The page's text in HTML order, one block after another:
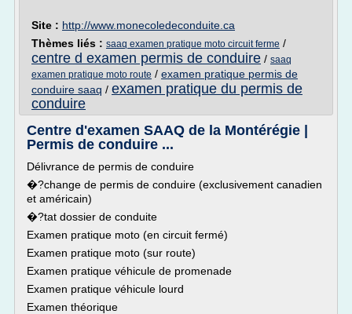
Site : http://www.monecoledeconduite.ca
Thèmes liés : saaq examen pratique moto circuit ferme /
centre d examen permis de conduire / saaq
examen pratique moto route / examen pratique permis de
conduire saaq / examen pratique du permis de
conduire
Centre d'examen SAAQ de la Montérégie |
Permis de conduire ...
Délivrance de permis de conduire
�?change de permis de conduire (exclusivement canadien
et américain)
�?tat dossier de conduite
Examen pratique moto (en circuit fermé)
Examen pratique moto (sur route)
Examen pratique véhicule de promenade
Examen pratique véhicule lourd
Examen théorique